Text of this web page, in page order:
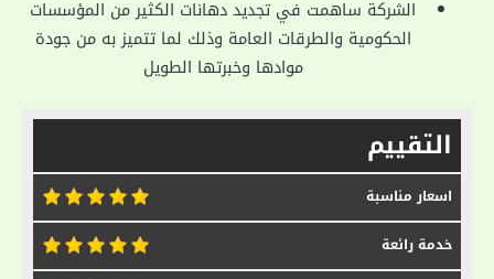
الشركة ساهمت في تجديد دهانات الكثير من المؤسسات
الحكومية والطرقات العامة وذلك لما تتميز به من جودة
موادها وخبرتها الطويل
التقييم
اسعار مناسبة
خدمة رائعة